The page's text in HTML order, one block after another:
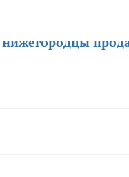
нижегородцы